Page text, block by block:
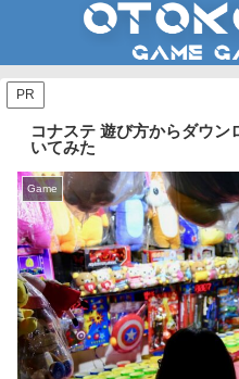
PR
コナステ 遊び方からダウ
いてみた
Game